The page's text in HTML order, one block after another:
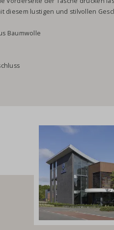
diesem lustigen und stilvollen
Baumwolle